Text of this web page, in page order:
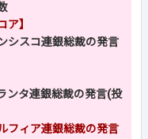
ア】
シスコ連銀総裁の発言
ンタ連銀総裁の発言(投
フィア連銀総裁の発言